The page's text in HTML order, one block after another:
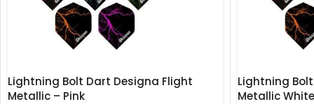
Lightning Bolt Dart Designa Flight
Metallic – Pink
Lightning
Metallic White